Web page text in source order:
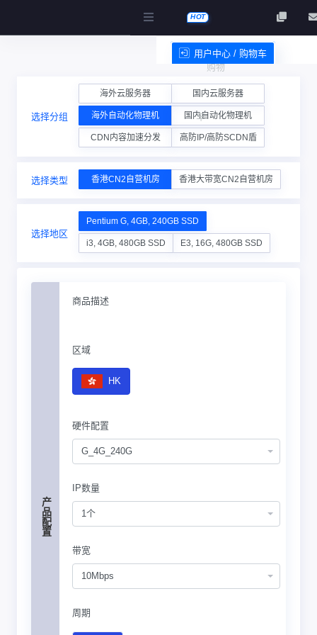
HOT
购物
车
用户中心 / 购物车
服务条款
选择分组
海外云服务器 国内云服务器
海外自动化物理机 国内自动化物理机
CDN内容加速分发 高防IP/高防SCDN盾
选择类型 香港CN2自营机房 香港大带宽CN2自营机房
选择地区
Pentium G, 4GB, 240GB SSD
i3, 4GB, 480GB SSD E3, 16G, 480GB SSD
产品配置
商品描述
区域
HK
硬件配置
G_4G_240G
IP数量
1个
带宽
10Mbps
周期